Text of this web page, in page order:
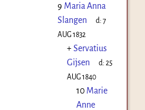
9 Maria Anna
Slangen
d:7
AUG 1832
+Servatius
Gijsen
d:25
AUG 1840
10 Marie
Anne